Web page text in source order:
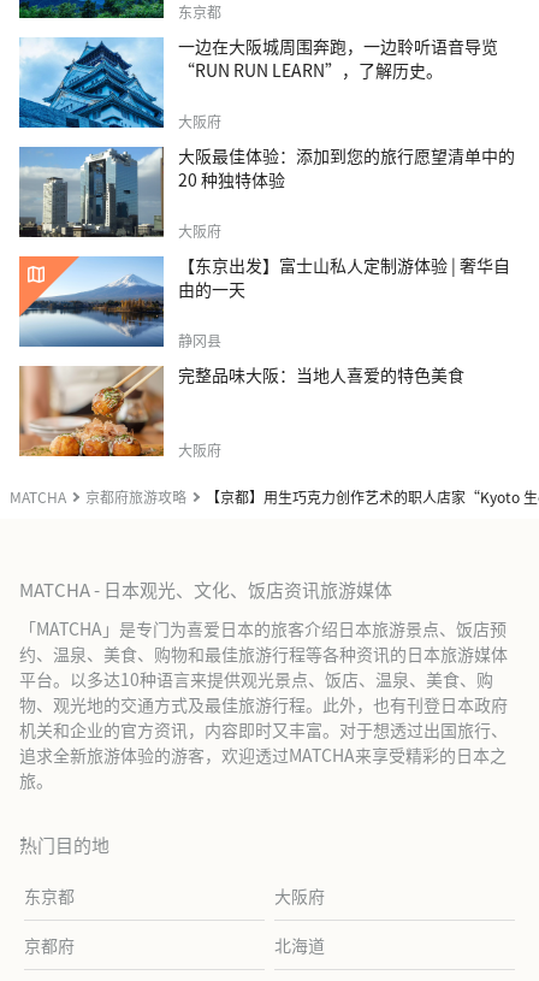
MATCHA 京都府旅游攻略 【京都】用生巧克力创作艺术的职人店家“Kyoto
东京都
一边在大阪城周围奔跑，一边聆听语音导览
“RUN RUN LEARN”，了解历史。
大阪府
大阪最佳体验：添加到您的旅行愿望清单中的
20 种独特体验
大阪府
【东京出发】富士山私人定制游体验 | 奢华自
由的一天
静冈县
完整品味大阪：当地人喜爱的特色美食
大阪府
MATCHA - 日本观光、文化、饭店资讯旅游媒体
「MATCHA」是专门为喜爱日本的旅客介绍日本旅游景点、饭店预
约、温泉、美食、购物和最佳旅游行程等各种资讯的日本旅游媒体
平台。以多达10种语言来提供观光景点、饭店、温泉、美食、购
物、观光地的交通方式及最佳旅游行程。此外，也有刊登日本政府
机关和企业的官方资讯，内容即时又丰富。对于想透过出国旅行、
追求全新旅游体验的游客，欢迎透过MATCHA来享受精彩的日本之
旅。
热门目的地
东京都 大阪府
京都府 北海道